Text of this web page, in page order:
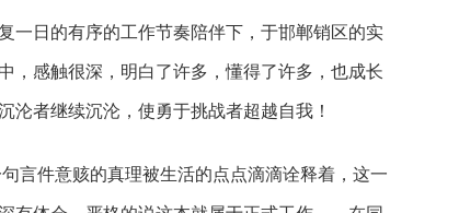
一日的有序的工作节奏陪伴下，于邯郸销区的实
，感触很深，明白了许多，懂得了许多，也成长
沦者继续沉沦，使勇于挑战者超越自我！
言件意赅的真理被生活的点点滴滴诠释着，这一